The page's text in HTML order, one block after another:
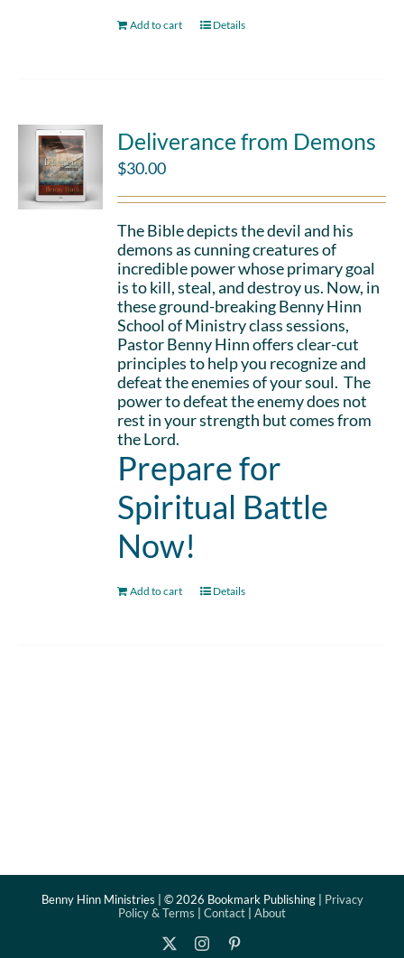
Add to cart Details
Deliverance from Demons
$30.00
The Bible depicts the devil and his
demons as cunning creatures of
incredible power whose primary goal
is to kill, steal, and destroy us. Now, in
these ground-breaking Benny Hinn
School of Ministry class sessions,
Pastor Benny Hinn offers clear-cut
principles to help you recognize and
defeat the enemies of your soul. The
power to defeat the enemy does not
rest in your strength but comes from
the Lord.
Prepare for
Spiritual Battle
Now!
Add to cart Details
Benny Hinn Ministries | © 2026 Bookmark Publishing | Privacy
Policy & Terms
Contact About
Instagram